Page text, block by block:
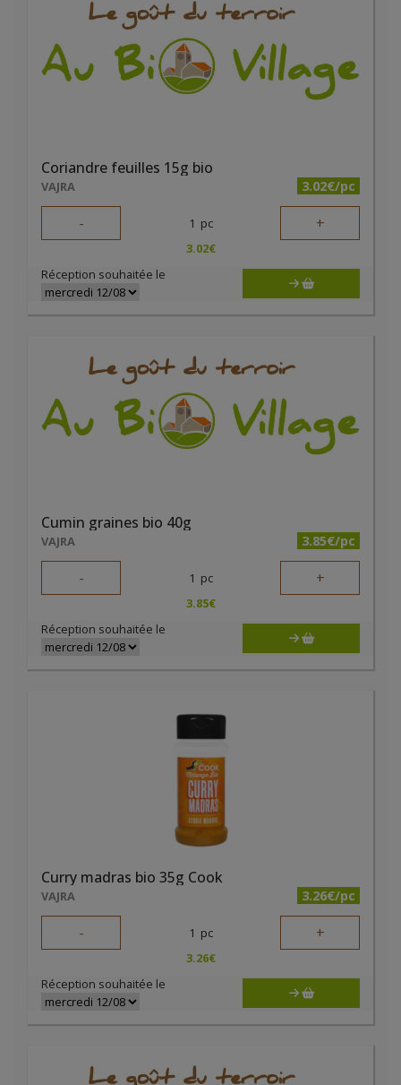
Coriandre feuilles 15g bio
VAJRA 3.02€/pc
- 1 pc +
3.02€
Réception souhaitée le
Cumin graines bio 40g
VAJRA 3.85€/pc
- 1 pc +
3.85€
Réception souhaitée le
Curry madras bio 35g Cook
VAJRA 3.26€/pc
- 1 pc +
3.26€
Réception souhaitée le